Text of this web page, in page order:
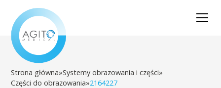
Strona główna»Systemy obrazowania i części»
Części do obrazowania»2164227